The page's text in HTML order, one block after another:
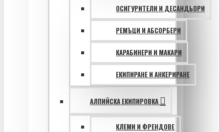
ОСИГУРИТЕЛИ И ДЕСАНДЬОРИ
РЕМЪЦИ И АБСОРБЕРИ
КАРАБИНЕРИ И МАКАРИ
ЕКИПИРАНЕ И АНКЕРИРАНЕ
АЛПИЙСКА ЕКИПИРОВКА
КЛЕМИ И ФРЕНДОВЕ